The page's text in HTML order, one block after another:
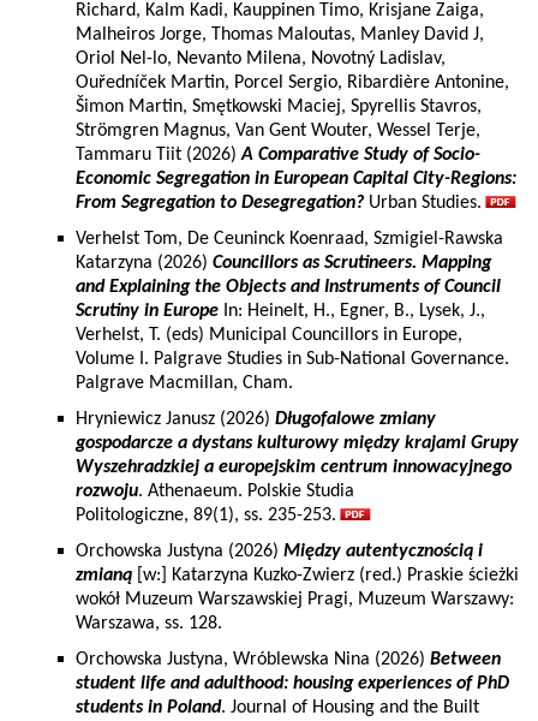
Richard, Kalm Kadi, Kauppinen Timo, Krisjane Zaiga,
Malheiros Jorge, Thomas Maloutas, Manley David J,
Oriol Nel-lo, Nevanto Milena, Novotný Ladislav,
Ouředníček Martin, Porcel Sergio, Ribardière Antonine,
Šimon Martin, Smętkowski Maciej, Spyrellis Stavros,
Strömgren Magnus, Van Gent Wouter, Wessel Terje,
Tammaru Tiit (2026)A Comparative Study of Socio-
Economic Segregation in European Capital City-Regions:
From Segregation to Desegregation? Urban Studies.
Verhelst Tom, De Ceuninck Koenraad, Szmigiel-Rawska
Katarzyna (2026) Councillors as Scrutineers. Mapping
and Explaining the Objects and Instruments of Council
Scrutiny in Europe In: Heinelt, H., Egner, B., Lysek, J.,
Verhelst, T. (eds) Municipal Councillors in Europe,
Volume I. Palgrave Studies in Sub-National Governance.
Palgrave Macmillan, Cham.
Hryniewicz Janusz (2026) Długofalowe zmiany
gospodarcze a dystans kulturowy między krajami Grupy
Wyszehradzkiej a europejskim centrum innowacyjnego
rozwoju. Athenaeum. Polskie Studia
Politologiczne, 89(1), ss. 235-253.
Orchowska Justyna (2026) Między autentycznością i
zmianą [w:] Katarzyna Kuzko-Zwierz (red.) Praskie ścieżki
wokół Muzeum Warszawskiej Pragi, Muzeum Warszawy:
Warszawa, ss. 128.
Orchowska Justyna, Wróblewska Nina (2026) Between
student life and adulthood: housing experiences of PhD
students in Poland. Journal of Housing and the Built